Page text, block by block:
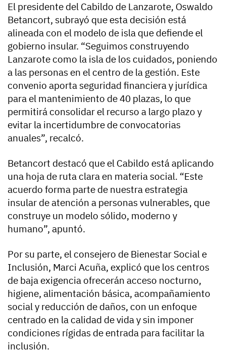
El presidente del Cabildo de Lanzarote, Oswaldo
Betancort, subrayó que esta decisión está
alineada con el modelo de isla que defiende el
gobierno insular. “Seguimos construyendo
Lanzarote como la isla de los cuidados, poniendo
a las personas en el centro de la gestión. Este
convenio aporta seguridad financiera y jurídica
para el mantenimiento de 40 plazas, lo que
permitirá consolidar el recurso a largo plazo y
evitar la incertidumbre de convocatorias
anuales”, recalcó.
Betancort destacó que el Cabildo está aplicando
una hoja de ruta clara en materia social. “Este
acuerdo forma parte de nuestra estrategia
insular de atención a personas vulnerables, que
construye un modelo sólido, moderno y
humano”, apuntó.
Por su parte, el consejero de Bienestar Social e
Inclusión, Marci Acuña, explicó que los centros
de baja exigencia ofrecerán acceso nocturno,
higiene, alimentación básica, acompañamiento
social y reducción de daños, con un enfoque
centrado en la calidad de vida y sin imponer
condiciones rígidas de entrada para facilitar la
inclusión.